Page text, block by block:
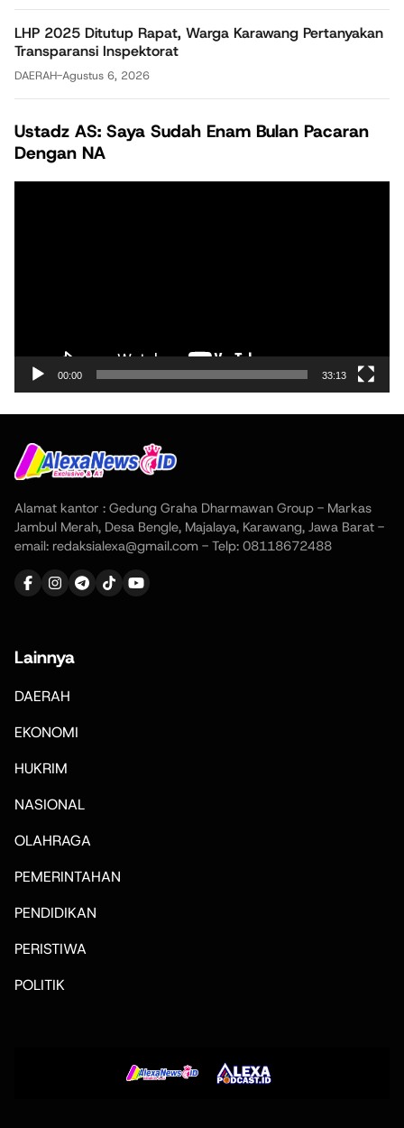
LHP 2025 Ditutup Rapat, Warga Karawang Pertanyakan
Transparansi Inspektorat
DAERAH-Agustus 6, 2026
Ustadz AS: Saya Sudah Enam Bulan Pacaran
Dengan NA
00:00 33:13
Alamat kantor : Gedung Graha Dharmawan Group - Markas
Jambul Merah, Desa Bengle, Majalaya, Karawang, Jawa Barat -
email: redaksialexa@gmail.com - Telp: 08118672488
Lainnya
DAERAH
EKONOMI
HUKRIM
NASIONAL
OLAHRAGA
PEMERINTAHAN
PENDIDIKAN
PERISTIWA
POLITIK